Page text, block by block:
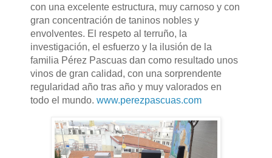
con una excelente estructura, muy carnoso y con
gran concentración de taninos nobles y
envolventes. El respeto al terruño, la
investigación, el esfuerzo y la ilusión de la
familia Pérez Pascuas dan como resultado unos
vinos de gran calidad, con una sorprendente
regularidad año tras año y muy valorados en
todo el mundo. www.perezpascuas.com